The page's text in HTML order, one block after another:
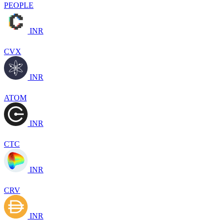
PEOPLE
INR
CVX
INR
ATOM
INR
CTC
INR
CRV
INR